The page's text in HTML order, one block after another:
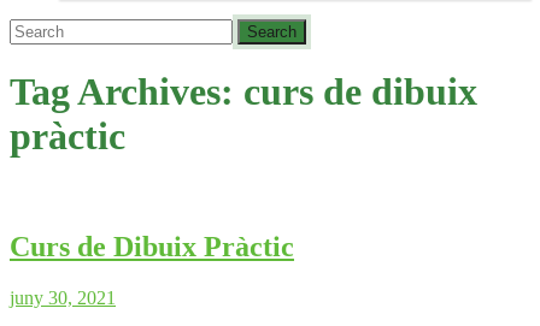
Tag Archives: curs de dibuix
pràctic
Curs de Dibuix Pràctic
juny 30, 2021